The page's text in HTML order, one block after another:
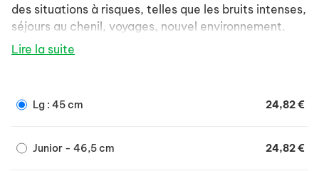
des situations à risques, telles que les bruits intenses,
séjours au chenil, voyages, nouvel environnement.
Diffuse des phéromones appelées apaisines,
rendre moins anxieux.
Lire la suite
Lg : 45 cm 24,82 €
Junior - 46,5 cm 24,82 €